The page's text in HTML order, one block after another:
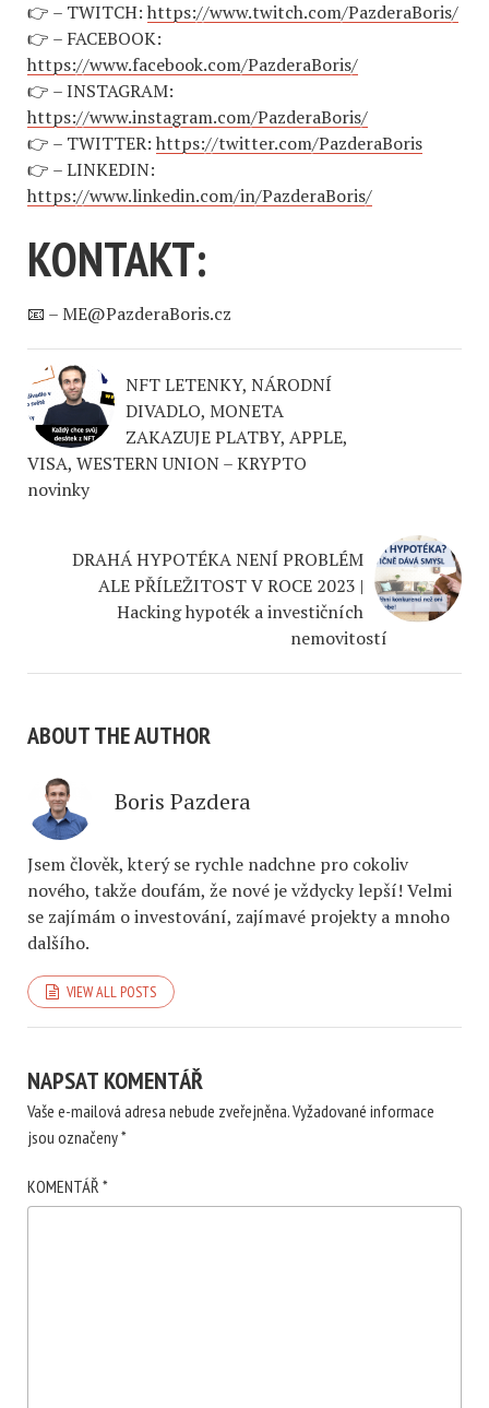
👉 – TWITCH: https://www.twitch.com/PazderaBoris/
👉 – FACEBOOK:
https://www.facebook.com/PazderaBoris/
👉 – INSTAGRAM:
https://www.instagram.com/PazderaBoris/
👉 – TWITTER: https://twitter.com/PazderaBoris
👉 – LINKEDIN:
https://www.linkedin.com/in/PazderaBoris/
KONTAKT:
📧 –ME@PazderaBoris.cz
NFT LETENKY, NÁRODNÍ
DIVADLO, MONETA
ZAKAZUJE PLATBY, APPLE,
VISA, WESTERN UNION – KRYPTO
novinky
DRAHÁ HYPOTÉKA NENÍ PROBLÉM
ALE PŘÍLEŽITOST V ROCE 2023 |
Hacking hypoték a investičních
nemovitostí
ABOUT THE AUTHOR
Boris Pazdera
Jsem člověk, který se rychle nadchne pro cokoliv
nového, takže doufám, že nové je vždycky lepší! Velmi
se zajímám o investování, zajímavé projekty a mnoho
dalšího.
VIEW ALL POSTS
NAPSAT KOMENTÁŘ
Vaše e-mailová adresa nebude zveřejněna.Vyžadované informace
jsou označeny*
KOMENTÁŘ *